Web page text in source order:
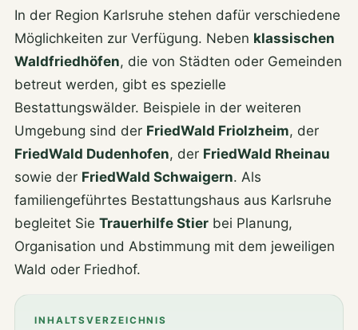
Menschen
Standorte
Geschichte
Qualität
Modern Embalming
Engagement & Sponsoring
AKTUELLES & JOBS & VIDEOS
Magazin
In der Region Karlsruhe stehen dafür verschiedene
Möglichkeiten zur Verfügung. Neben klassischen
Waldfriedhöfen, die von Städten oder Gemeinden
betreut werden, gibt es spezielle
Bestattungswälder. Beispiele in der weiteren
Umgebung sind der FriedWald Friolzheim, der
FriedWald Dudenhofen, der FriedWald Rheinau
sowie der FriedWald Schwaigern. Als
familiengeführtes Bestattungshaus aus Karlsruhe
begleitet Sie Trauerhilfe Stier bei Planung,
Organisation und Abstimmung mit dem jeweiligen
Wald oder Friedhof.
INHALTSVERZEICHNIS